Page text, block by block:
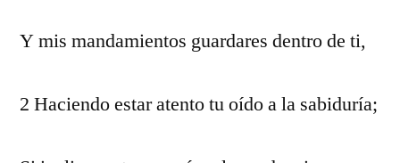
Y mis mandamientos guardares dentro de ti,
2 Haciendo estar atento tu oído a la sabiduría;